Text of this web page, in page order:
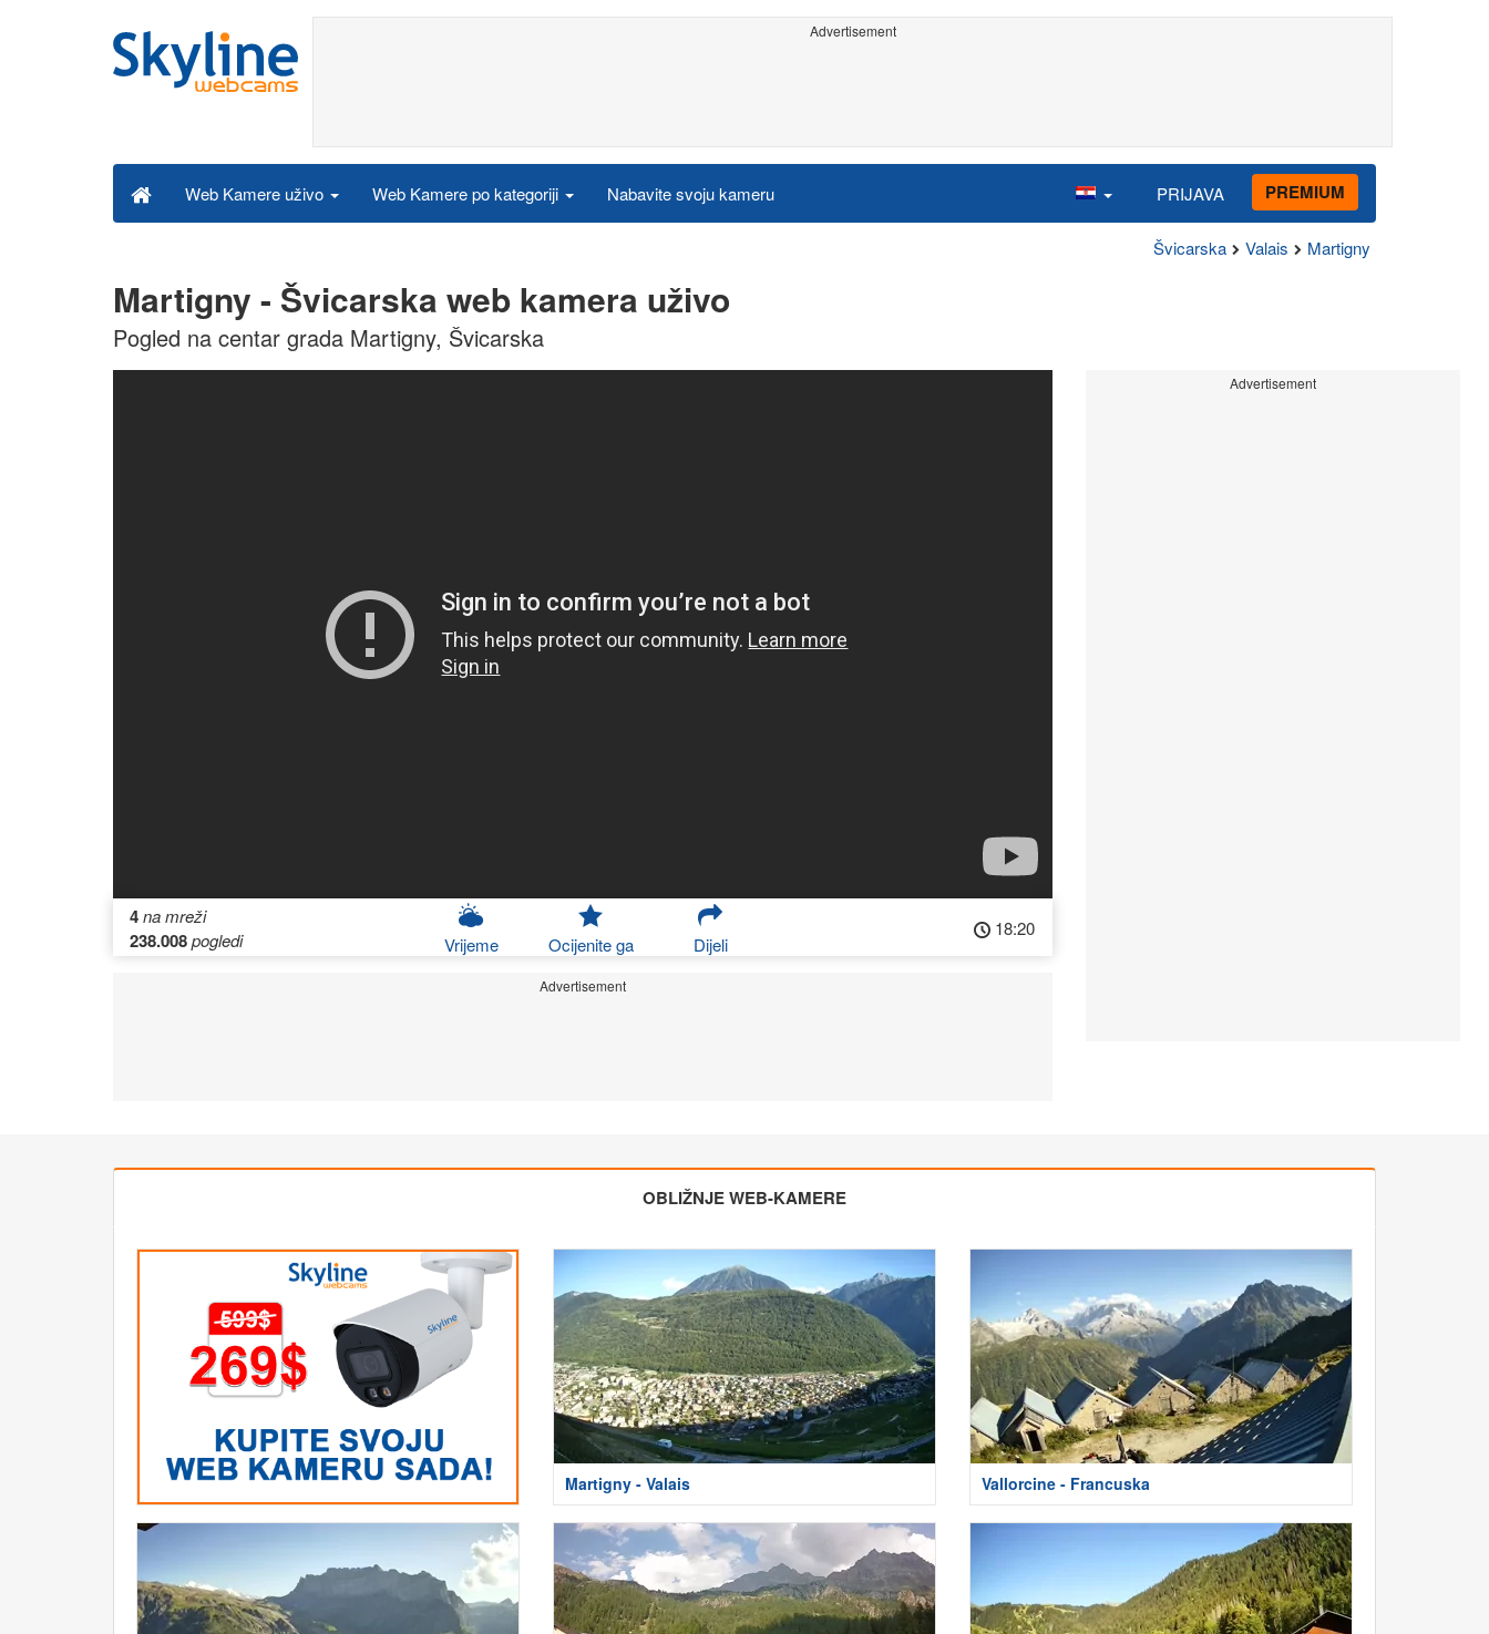
Advertisement
Web Kamere uživo Web Kamere po kategoriji Nabavite svoju kameru PRIJAVA PREMIUM
Švicarska Valais Martigny
Martigny - Švicarska web kamera uživo
Pogled na centar grada Martigny, Švicarska
4na mreži
238.008pogledi Vrijeme Ocijenite ga Dijeli
18:20
Advertisement
Advertisement
OBLIŽNJE WEB-KAMERE
Martigny - Valais Vallorcine - Francuska